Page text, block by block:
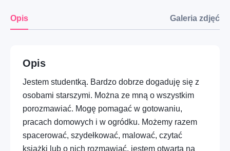
Profesje – HORECA i gastronomia
Dom – Montaż i drobne prace
Opieka – Opieka nad seniorami i wsparcie
Dom – Sprzątanie i pomoc domowa
Opis Galeria zdjęć
Opis
Jestem studentką. Bardzo dobrze dogaduję się z
osobami starszymi. Można ze mną o wszystkim
porozmawiać. Mogę pomagać w gotowaniu,
pracach domowych i w ogródku. Możemy razem
spacerować, szydełkować, malować, czytać
książki lub o nich rozmawiać, jestem otwarta na